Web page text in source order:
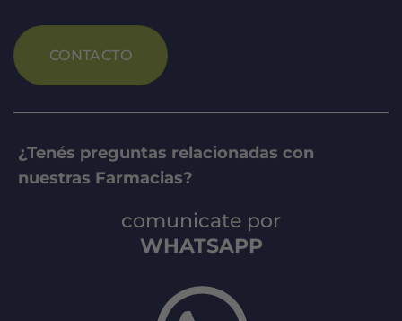
CONTACTO
¿Tenés preguntas relacionadas con
nuestras Farmacias?
comunicate por
WHATSAPP